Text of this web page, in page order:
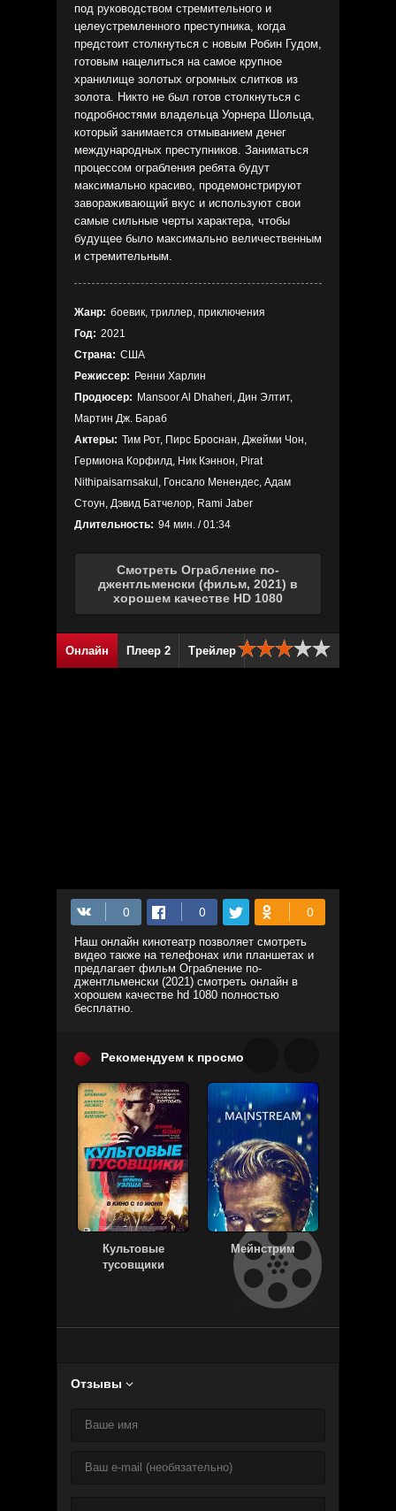
под руководством стремительного и
целеустремленного преступника, когда
предстоит столкнуться с новым Робин Гудом,
готовым нацелиться на самое крупное
хранилище золотых огромных слитков из
золота. Никто не был готов столкнуться с
подробностями владельца Уорнера Шольца,
который занимается отмыванием денег
международных преступников. Заниматься
процессом ограбления ребята будут
максимально красиво, продемонстрируют
завораживающий вкус и используют свои
самые сильные черты характера, чтобы
будущее было максимально величественным
и стремительным.
Жанр: боевик, триллер, приключения
Год: 2021
Страна: США
Режиссер: Ренни Харлин
Продюсер: Mansoor Al Dhaheri, Дин Элтит,
Мартин Дж. Бараб
Актеры: Тим Рот, Пирс Броснан, Джейми Чон,
Гермиона Корфилд, Ник Кэннон, Pirat
Nithipaisarnsakul, Гонсало Менендес, Адам
Стоун, Дэвид Батчелор, Rami Jaber
Длительность: 94 мин. / 01:34
Смотреть Ограбление по-
джентльменски (фильм, 2021) в
хорошем качестве HD 1080
Онлайн Плеер 2 Трейлер
Наш онлайн кинотеатр позволяет смотреть
видео также на телефонах или планшетах и
предлагает фильм Ограбление по-
джентльменски (2021) смотреть онлайн в
хорошем качестве hd 1080 полностью
бесплатно.
Рекомендуем к просмотру:
Культовые
тусовщики
Мейнстрим
Отзывы 